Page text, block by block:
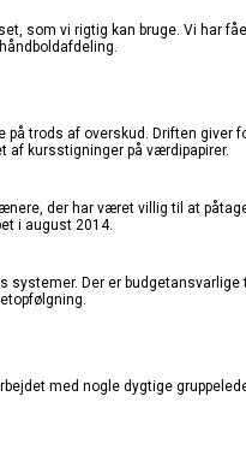
som vi rigtig kan bruge. Vi har
på trods af overskud. Driften giver
af kursstigninger på værdipapirer.
der har været villig til at
i august 2014.
systemer. Der er
med nogle dygtige